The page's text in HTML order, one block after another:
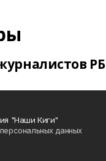
РБ
"Наши Киги"
данных